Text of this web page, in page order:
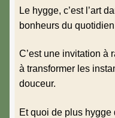
Le hygge, c’est l’art
bonheurs du
C’est une invitation à
à transformer les
douceur.
Et quoi de plus hygge